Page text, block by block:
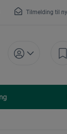
Tilmelding til